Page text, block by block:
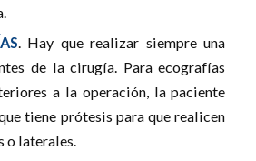
. Hay que realizar siempre una
de la cirugía. Para ecografías
a la operación, la paciente
tiene prótesis para que realicen
o laterales.